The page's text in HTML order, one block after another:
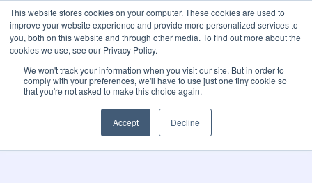
This website stores cookies on your computer. These cookies are used to
improve your website experience and provide more personalized services to
you, both on this website and through other media. To find out more about the
cookies we use, see our Privacy Policy.
We won't track your information when you visit our site. But in order to
comply with your preferences, we'll have to use just one tiny cookie so
that you're not asked to make this choice again.
Accept Decline
Etica degli acquisti